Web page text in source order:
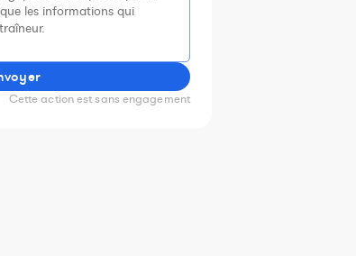
Cette action est sans engagement